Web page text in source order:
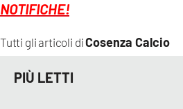
Tutti gli articoli diCosenza Calcio
NOTIFICHE!
PIÙ LETTI